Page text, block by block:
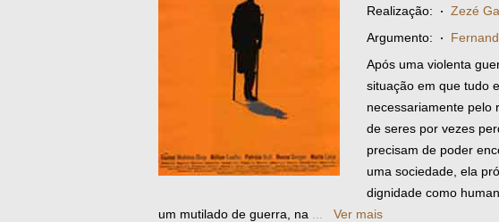
Realização: · Zezé
Argumento: ·
Após uma violenta
situação em que tudo
necessariamente pelo
de seres por vezes
precisam de poder
uma sociedade, ela
dignidade como
um mutilado de guerra, na
Ver mais